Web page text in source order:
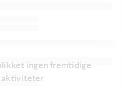
ingen fremtidige
aktiviteter